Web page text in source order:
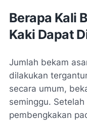
Berapa Kali
Kaki Dapat
Jumlah bekam
dilakukan
secara umum,
seminggu.
pembengkakan